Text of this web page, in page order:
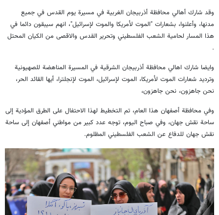
وقد شارك أهالي محافظة أذربيجان الغربية في مسيرة يوم القدس في جميع
مدنها، وأعلنوا، بشعارات "الموت لأمريكا والموت لإسرائيل"، انهم سيبقون دائما في
هذا المسار لحامية الشعب الفلسطيني وتحرير القدس والاقصى من الكيان المحتل
.
وايضا شارك اهالي محافظة أذربيجان الشرقية في المسيرة المناهضة للصهيونية
وترديد شعارات الموت لأمريكا، الموت لإسرائيل، الموت لإنجلترا، أيها القائد الحر،
نحن جاهزون، نحن جاهزون،
وفي محافظة أصفهان هذا العام، تم التخطيط لهذا الاحتفال على الطرق المؤدية إلى
ساحة نقش جهان، وفي صباح اليوم، توجه عدد كبير من مواطني أصفهان إلى ساحة
نقش جهان للدفاع عن الشعب الفلسطيني المظلوم.